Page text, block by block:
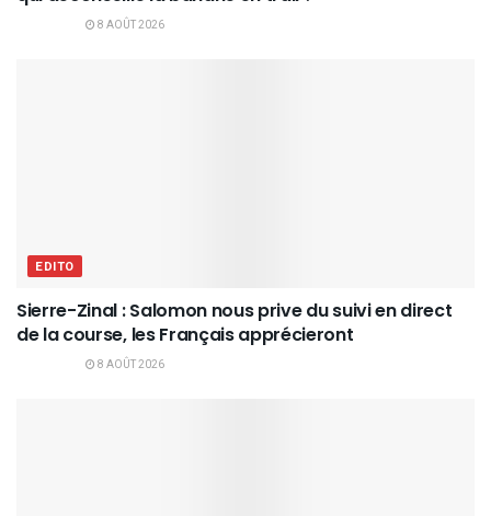
8 AOÛT 2026
EDITO
Sierre-Zinal : Salomon nous prive du suivi en direct
de la course, les Français apprécieront
8 AOÛT 2026